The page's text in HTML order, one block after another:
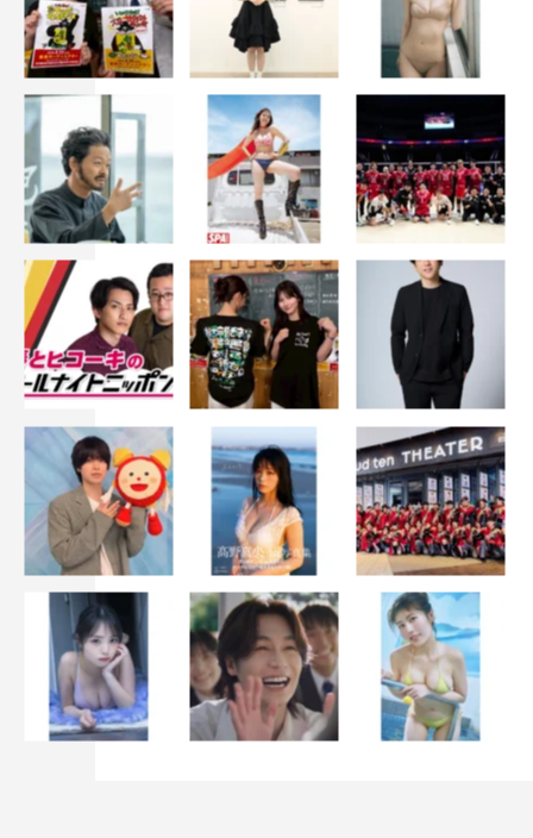
こともあり、収録を終えた今は、すっかり心の傷は癒えま
した。ただ、みな実さんは「半年後くらいに有吉さんをも
くらいが希望です（笑）。
©テレビ朝日
この記事の写真
山里亮太 弘中綾香 有吉弘行
田中みな実